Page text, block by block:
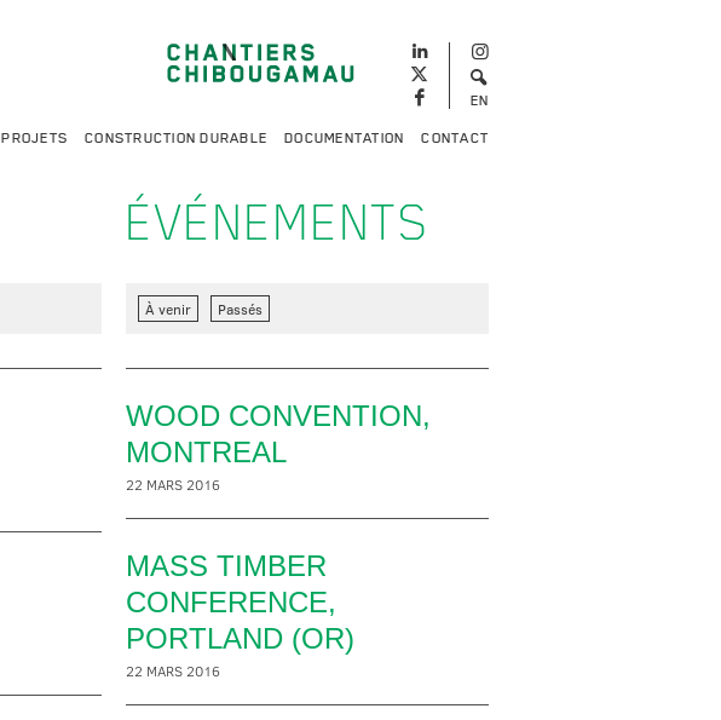
EN
PROJETS CONSTRUCTION DURABLE DOCUMENTATION CONTACT
ÉVÉNEMENTS
À venir Passés
WOOD CONVENTION,
MONTREAL
22 MARS 2016
MASS TIMBER
CONFERENCE,
PORTLAND (OR)
22 MARS 2016